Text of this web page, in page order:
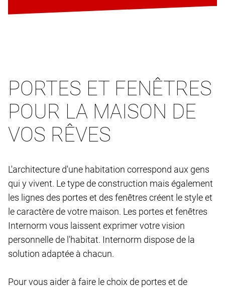
PORTES ET FENÊTRES
POUR LA MAISON DE
VOS RÊVES
L'architecture d'une habitation correspond aux gens
qui y vivent. Le type de construction mais également
les lignes des portes et des fenêtres créent le style et
le caractère de votre maison. Les portes et fenêtres
Internorm vous laissent exprimer votre vision
personnelle de l'habitat. Internorm dispose de la
solution adaptée à chacun.
Pour vous aider à faire le choix de portes et de